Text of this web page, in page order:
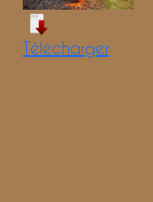
Télécharger